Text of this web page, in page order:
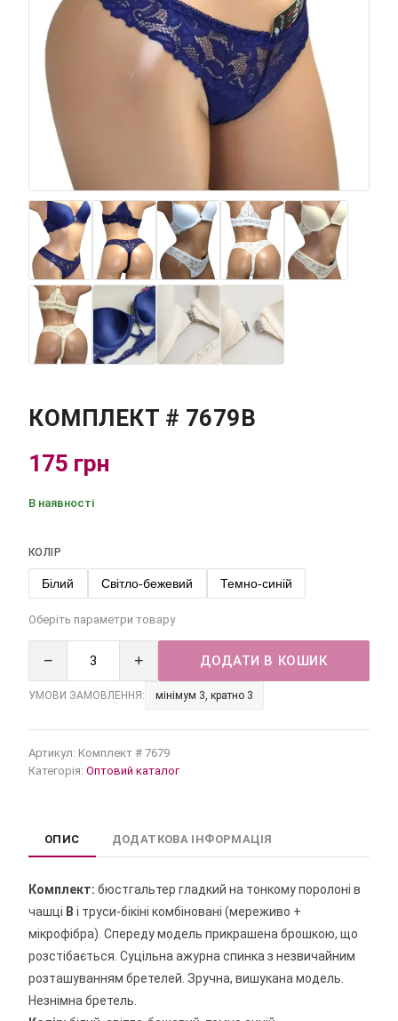
КОМПЛЕКТ # 7679В
175 грн
В наявності
КОЛІР
Білий Світло-бежевий Темно-синій
Оберіть параметри товару
− + ДОДАТИ В КОШИК
УМОВИ ЗАМОВЛЕННЯ: мінімум 3, кратно 3
Артикул: Комплект # 7679
Категорія: Оптовий каталог
ОПИС ДОДАТКОВА ІНФОРМАЦІЯ
Комплект: бюстгальтер гладкий на тонкому поролоні в
чашці В і труси-бікіні комбіновані (мереживо +
мікрофібра). Спереду модель прикрашена брошкою, що
розстібається. Суцільна ажурна спинка з незвичайним
розташуванням бретелей. Зручна, вишукана модель.
Незнімна бретель.